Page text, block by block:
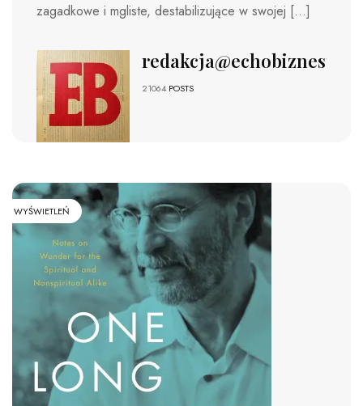
zagadkowe i mgliste, destabilizujące w swojej […]
redakcja@echobiznesu.pl
21064 POSTS
WYŚWIETLEŃ